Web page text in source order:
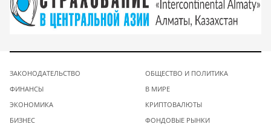
ЗАКОНОДАТЕЛЬСТВО
ФИНАНСЫ
ЭКОНОМИКА
БИЗНЕС
ОБЩЕСТВО И ПОЛИТИКА
В МИРЕ
КРИПТОВАЛЮТЫ
ФОНДОВЫЕ РЫНКИ